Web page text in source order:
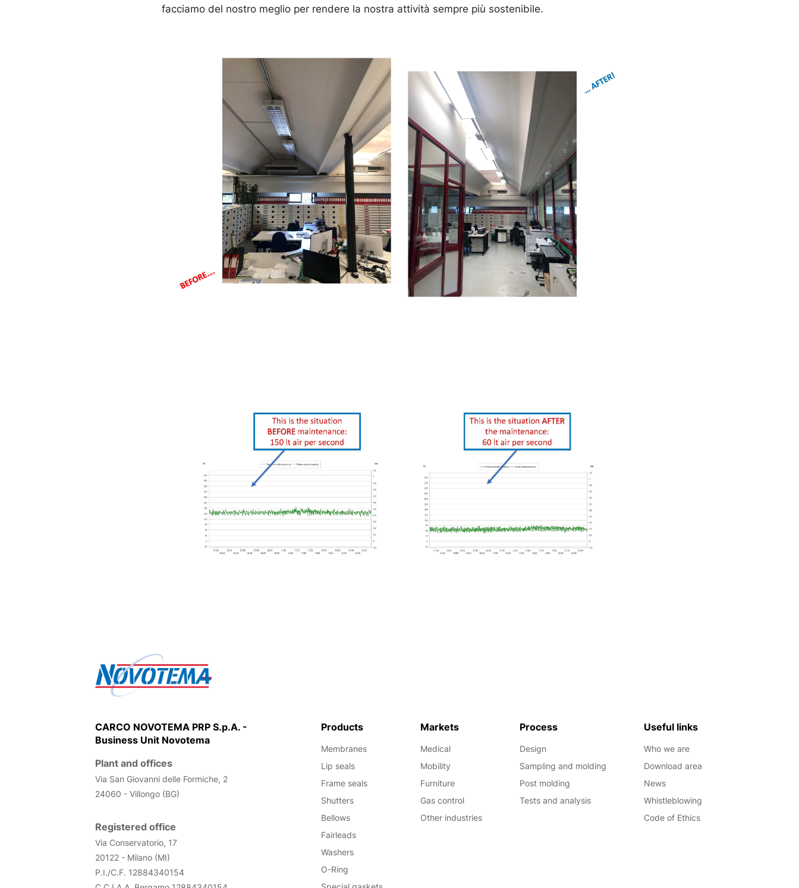
facciamo del nostro meglio per rendere la nostra attività sempre più sostenibile.
CARCO NOVOTEMA PRP S.p.A. -
Business Unit Novotema
Plant and offices
Via San Giovanni delle Formiche, 2
24060 - Villongo (BG)
Registered office
Via Conservatorio, 17
20122 - Milano (MI)
P.I./C.F. 12884340154
Products
Membranes
Lip seals
Frame seals
Shutters
Bellows
Fairleads
Washers
O-Ring
Markets
Medical
Mobility
Furniture
Gas control
Other industries
Process
Design
Sampling and molding
Post molding
Tests and analysis
Useful links
Who we are
Download area
News
Whistleblowing
Code of Ethics